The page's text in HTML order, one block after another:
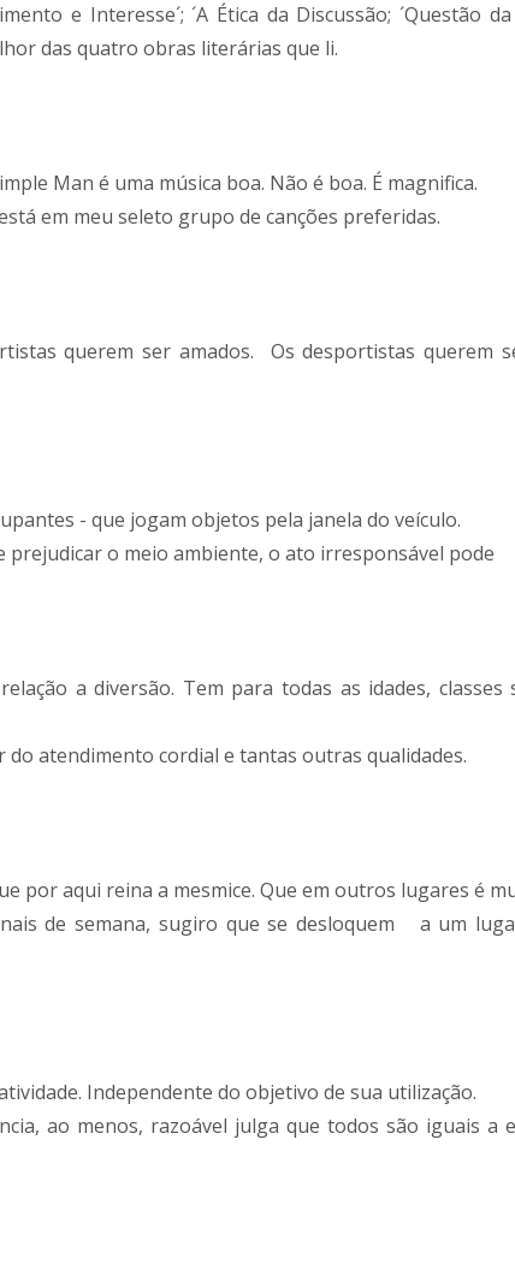
e Interesse´; ´A Ética da Discussão; ´Questão
das quatro obras literárias que li.
Man é uma música boa. Não é boa. É magnifica.
em meu seleto grupo de canções preferidas.
querem ser amados. Os desportistas querem
- que jogam objetos pela janela do veículo.
prejudicar o meio ambiente, o ato irresponsável pode
a diversão. Tem para todas as idades, classes
do atendimento cordial e tantas outras qualidades.
por aqui reina a mesmice. Que em outros lugares é
de semana, sugiro que se desloquem a um
Independente do objetivo de sua utilização.
ao menos, razoável julga que todos são iguais a